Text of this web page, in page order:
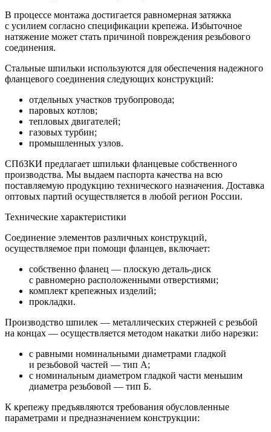
В процессе монтажа достигается равномерная затяжка
с усилием согласно спецификации крепежа. Избыточное
натяжение может стать причиной повреждения резьбового
соединения.
Стальные шпильки используются для обеспечения надежного
фланцевого соединения следующих конструкций:
отдельных участков трубопровода;
паровых котлов;
тепловых двигателей;
газовых турбин;
промышленных узлов.
СПбЗКИ предлагает шпильки фланцевые собственного
производства. Мы выдаем паспорта качества на всю
поставляемую продукцию технического назначения. Доставка
оптовых партий осуществляется в любой регион России.
Технические характеристики
Соединение элементов различных конструкций,
осуществляемое при помощи фланцев, включает:
собственно фланец — плоскую деталь-диск
с равномерно расположенными отверстиями;
комплект крепежных изделий;
прокладки.
Производство шпилек — металлических стержней с резьбой
на концах — осуществляется методом накатки либо нарезки:
с равными номинальными диаметрами гладкой
и резьбовой частей — тип А;
с номинальным диаметром гладкой части меньшим
диаметра резьбовой — тип Б.
К крепежу предъявляются требования обусловленные
параметрами и предназначением конструкции: